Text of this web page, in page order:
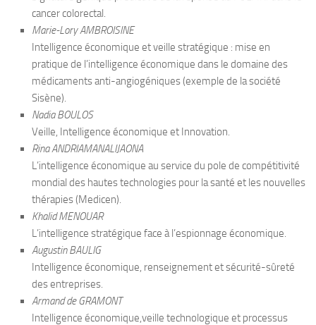
cancer colorectal.
Marie-Lory AMBROISINE
Intelligence économique et veille stratégique : mise en
pratique de l’intelligence économique dans le domaine des
médicaments anti-angiogéniques (exemple de la société
Sisène).
Nadia BOULOS
Veille, Intelligence économique et Innovation.
Rina ANDRIAMANALIJAONA
L’intelligence économique au service du pole de compétitivité
mondial des hautes technologies pour la santé et les nouvelles
thérapies (Medicen).
Khalid MENOUAR
L’intelligence stratégique face à l’espionnage économique.
Augustin BAULIG
Intelligence économique, renseignement et sécurité-sûreté
des entreprises.
Armand de GRAMONT
Intelligence économique,veille technologique et processus